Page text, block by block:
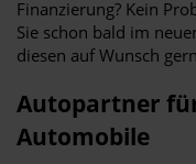
Finanzierung? Kein
Sie schon bald im
diesen auf Wunsch
Autopartner
Automobile